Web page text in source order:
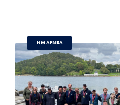
NM APNEA